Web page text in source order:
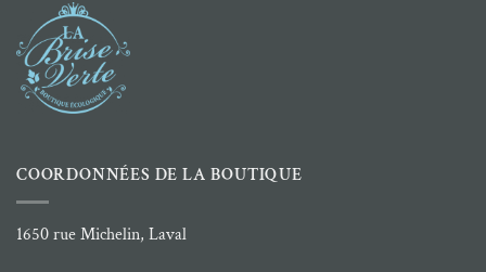
COORDONNÉES DE LA BOUTIQUE
1650 rue Michelin, Laval